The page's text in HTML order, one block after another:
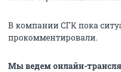
В компании СГК пока
прокомментировали.
Мы ведем онлайн-